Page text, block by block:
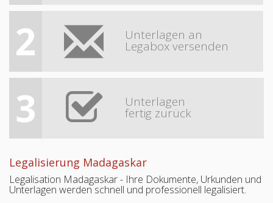
2 Unterlagen an
Legabox versenden
3 Unterlagen
fertig zurück
Legalisierung Madagaskar
Legalisation Madagaskar - Ihre Dokumente, Urkunden und
Unterlagen werden schnell und professionell legalisiert.